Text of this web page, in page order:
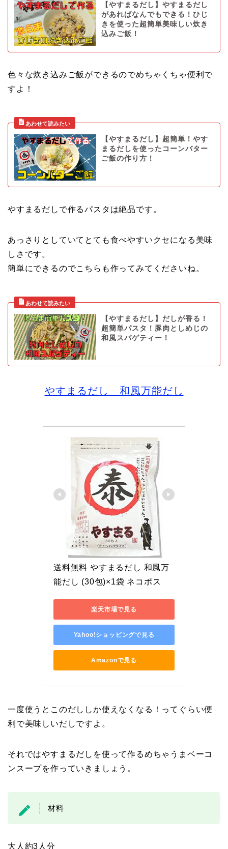
【やすまるだし】やすまるだし
があればなんでもできる！ひじ
きを使った超簡単美味しい炊き
込みご飯！
色々な炊き込みご飯ができるのでめちゃくちゃ便利で
すよ！
【やすまるだし】超簡単！やす
まるだしを使ったコーンバター
ご飯の作り方！
やすまるだしで作るパスタは絶品です。
あっさりとしていてとても食べやすいクセになる美味
しさです。
簡単にできるのでこちらも作ってみてくださいね。
【やすまるだし】だしが香る！
超簡単パスタ！豚肉としめじの
和風スパゲティー！
やすまるだし 和風万能だし
送料無料 やすまるだし 和風万
能だし (30包)×1袋 ネコポス
楽天市場で見る
Yahoo!ショッピングで見る
Amazonで見る
一度使うとこのだししか使えなくなる！ってぐらい便
利で美味しいだしですよ。
それではやすまるだしを使って作るめちゃうまベーコ
ンスープを作っていきましょう。
材料
大人約3人分